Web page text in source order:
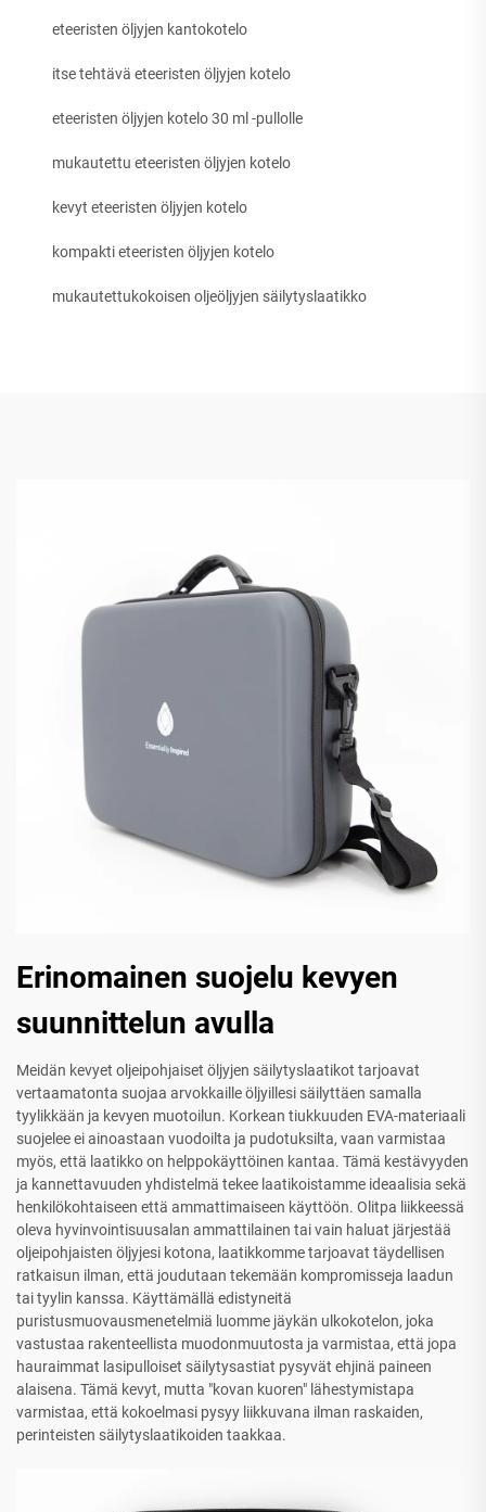
eteeristen öljyjen kantokotelo
itse tehtävä eteeristen öljyjen kotelo
eteeristen öljyjen kotelo 30 ml -pullolle
mukautettu eteeristen öljyjen kotelo
kevyt eteeristen öljyjen kotelo
kompakti eteeristen öljyjen kotelo
mukautettukokoisen oljeöljyjen säilytyslaatikko
Erinomainen suojelu kevyen
suunnittelun avulla
Meidän kevyet oljeipohjaiset öljyjen säilytyslaatikot tarjoavat
vertaamatonta suojaa arvokkaille öljyillesi säilyttäen samalla
tyylikkään ja kevyen muotoilun. Korkean tiukkuuden EVA-materiaali
suojelee ei ainoastaan vuodoilta ja pudotuksilta, vaan varmistaa
myös, että laatikko on helppokäyttöinen kantaa. Tämä kestävyyden
ja kannettavuuden yhdistelmä tekee laatikoistamme ideaalisia sekä
henkilökohtaiseen että ammattimaiseen käyttöön. Olitpa liikkeessä
oleva hyvinvointisuusalan ammattilainen tai vain haluat järjestää
oljeipohjaisten öljyjesi kotona, laatikkomme tarjoavat täydellisen
ratkaisun ilman, että joudutaan tekemään kompromisseja laadun
tai tyylin kanssa. Käyttämällä edistyneitä
puristusmuovausmenetelmiä luomme jäykän ulkokotelon, joka
vastustaa rakenteellista muodonmuutosta ja varmistaa, että jopa
hauraimmat lasipulloiset säilytysastiat pysyvät ehjinä paineen
alaisena. Tämä kevyt, mutta "kovan kuoren" lähestymistapa
varmistaa, että kokoelmasi pysyy liikkuvana ilman raskaiden,
perinteisten säilytyslaatikoiden taakkaa.